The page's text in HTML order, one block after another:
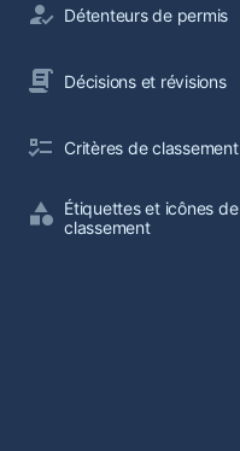
Détenteurs de permis
Décisions et révisions
Critères de classement
Étiquettes et icônes de
classement